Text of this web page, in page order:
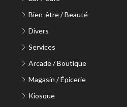
Bien-être / Beauté
Divers
Services
Arcade / Boutique
Magasin / Épicerie
Kiosque